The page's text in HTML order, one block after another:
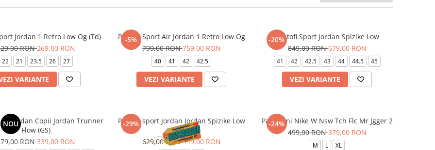
Jordan 1 Retro Low Og (Td)
RON269,00 RON
22 21 23.5 26 27
VARIANTE
-5%
Pantofi Sport Air Jordan 1 Retro Low Og
799,00 RON759,00 RON
40 41 42 42.5
VEZI VARIANTE
-20%
Pantofi Sport Jordan Spizike Low
849,00 RON679,00 RON
41 42 42.5 43 44 44.5 45
VEZI VARIANTE
NOUJordan Copii Jordan Trunner
Flow (GS)
RON339,00 RON
-29%
Pantofi sport Jordan Jordan Spizike Low
BG
629,00 RON449,00 RON
-24%
Pantaloni Nike W Nsw Tch Flc Mr Jgger 2
499,00 RON379,00 RON
M L XL